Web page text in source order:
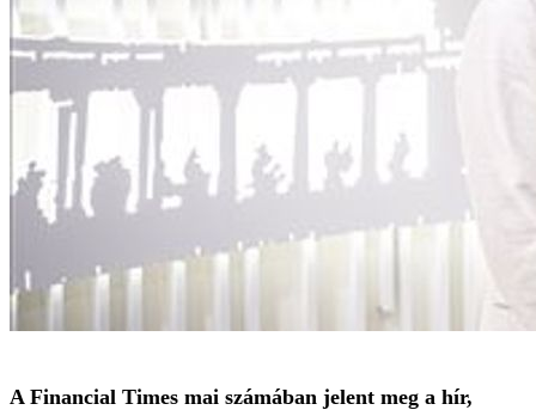
A Financial Times mai számában jelent meg a hír,